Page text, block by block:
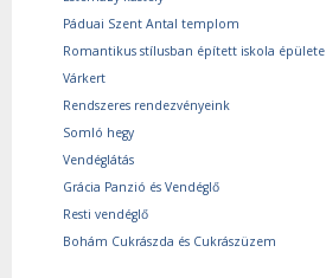
Páduai Szent Antal templom
Romantikus stílusban épített iskola épülete
Várkert
Rendszeres rendezvényeink
Somló hegy
Vendéglátás
Grácia Panzió és Vendéglő
Resti vendéglő
Bohám Cukrászda és Cukrászüzem